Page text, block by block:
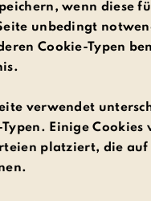
wenn diese
unbedingt
Cookie-Typen
verwendet
Einige Cookies
platziert, die auf